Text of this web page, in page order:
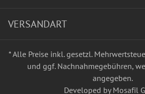
VERSANDART
* Alle Preise inkl. gesetzl.
und ggf. Nachnahmegebühren,
angegeben.
Developed by Mosafil